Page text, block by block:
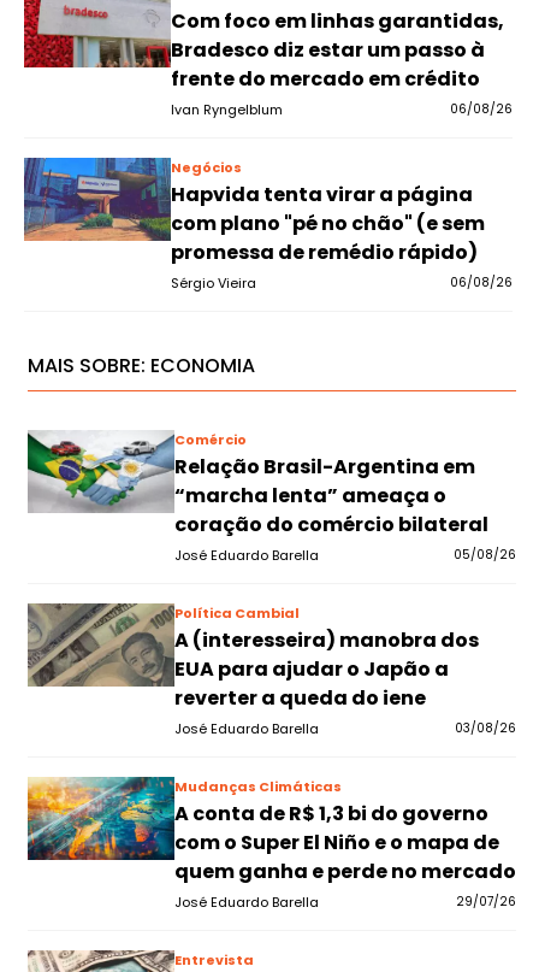
Com foco em linhas garantidas,
Bradesco diz estar um passo à
frente do mercado em crédito
Ivan Ryngelblum 06/08/26
Negócios
Hapvida tenta virar a página
com plano "pé no chão" (e sem
promessa de remédio rápido)
Sérgio Vieira 06/08/26
MAIS SOBRE: ECONOMIA
Comércio
Relação Brasil-Argentina em
“marcha lenta” ameaça o
coração do comércio bilateral
José Eduardo Barella 05/08/26
Política Cambial
A (interesseira) manobra dos
EUA para ajudar o Japão a
reverter a queda do iene
José Eduardo Barella 03/08/26
Mudanças Climáticas
A conta de R$ 1,3 bi do governo
com o Super El Niño e o mapa de
quem ganha e perde no mercado
José Eduardo Barella 29/07/26
Entrevista